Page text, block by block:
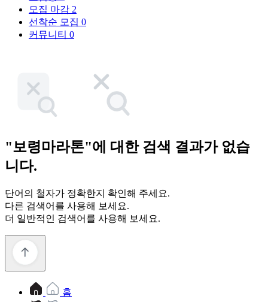
모집 마감 2
선착순 모집 0
커뮤니티 0
"보령마라톤"에 대한 검색 결과가 없습
니다.
단어의 철자가 정확한지 확인해 주세요.
다른 검색어를 사용해 보세요.
더 일반적인 검색어를 사용해 보세요.
홈